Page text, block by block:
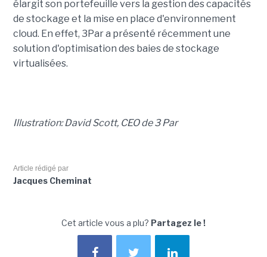
élargit son portefeuille vers la gestion des capacités
de stockage et la mise en place d'environnement
cloud. En effet, 3Par a présenté récemment une
solution d'optimisation des baies de stockage
virtualisées.
Illustration: David Scott, CEO de 3 Par
Article rédigé par
Jacques Cheminat
Cet article vous a plu? Partagez le !